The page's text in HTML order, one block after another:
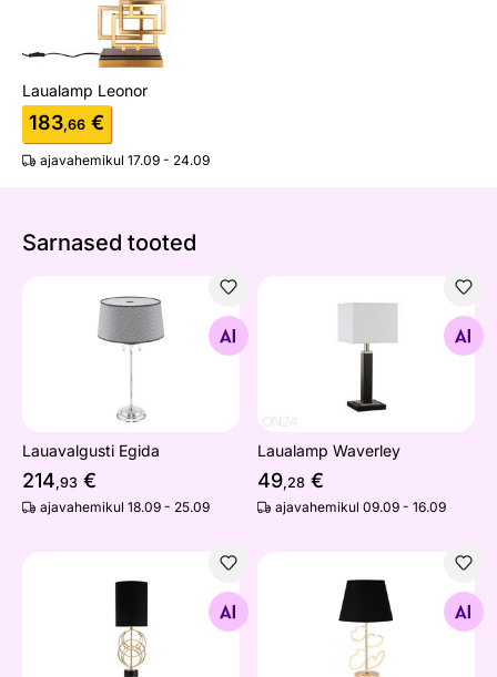
Laualamp Leonor
183,66 €
ajavahemikul 17.09 - 24.09
Sarnased tooted
Lauavalgusti Egida
Otsi sarnaseid
Lauavalgusti Egida
214,93 €
ajavahemikul 18.09 - 25.09
Laualamp Waverley
Laualamp Waverley
49,28 €
ajavahemikul 09.09 - 16.09
Laualamp Glam, kuld/must Laualamp Glam, kuld/must
Otsi sarnaseid